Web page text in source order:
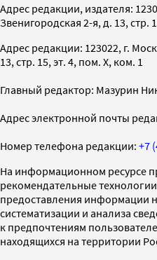
Адрес редакции, издателя:
Звенигородская 2-я, д. 13, стр.
Адрес редакции: 123022, г.
13, стр. 15, эт. 4, пом. X, ком. 1
Главный редактор: Мазурин
Адрес электронной почты
Номер телефона редакции: +7
На информационном ресурсе
рекомендательные
предоставления информации
систематизации и анализа
к предпочтениям
находящихся на территории